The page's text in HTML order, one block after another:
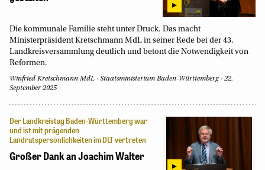
Die kommunale Familie steht unter Druck. Das macht
Ministerpräsident Kretschmann MdL in seiner Rede bei der 43.
Landkreisversammlung deutlich und betont die Notwendigkeit von
Reformen.
Winfried Kretschmann MdL · Staatsministerium Baden-Württemberg · 22.
September 2025
Der Landkreistag Baden-Württemberg war
und ist mit prägenden
Landratspersönlichkeiten im DLT vertreten
Großer Dank an Joachim Walter